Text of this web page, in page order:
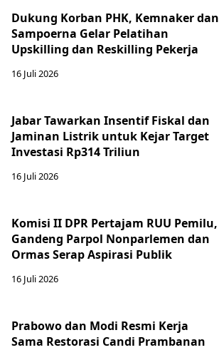
Dukung Korban PHK, Kemnaker dan
Sampoerna Gelar Pelatihan
Upskilling dan Reskilling Pekerja
16 Juli 2026
Jabar Tawarkan Insentif Fiskal dan
Jaminan Listrik untuk Kejar Target
Investasi Rp314 Triliun
16 Juli 2026
Komisi II DPR Pertajam RUU Pemilu,
Gandeng Parpol Nonparlemen dan
Ormas Serap Aspirasi Publik
16 Juli 2026
Prabowo dan Modi Resmi Kerja
Sama Restorasi Candi Prambanan